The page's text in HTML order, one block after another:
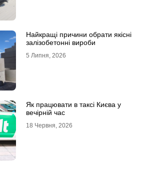
Найкращі причини обрати якісні
залізобетонні вироби
5 Липня, 2026
Як працювати в таксі Києва у
вечірній час
18 Червня, 2026